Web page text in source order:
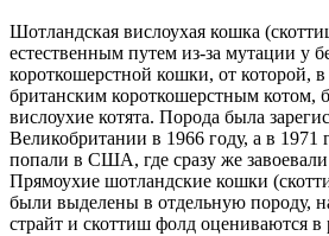
Шотландская вислоухая кошка
естественным путем из-за мутации у
короткошерстной кошки, от которой, в
британским короткошерстным котом,
вислоухие котята. Порода была
Великобритании в 1966 году, а в 1971
попали в США, где сразу же завоевали
Прямоухие шотландские кошки
были выделены в отдельную породу,
страйт и скоттиш фолд оцениваются в